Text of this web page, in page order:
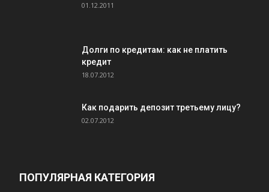
01.12.2011
Долги по кредитам: как не платить
кредит
18.07.2012
Как подарить депозит третьему лицу?
02.07.2012
ПОПУЛЯРНАЯ КАТЕГОРИЯ